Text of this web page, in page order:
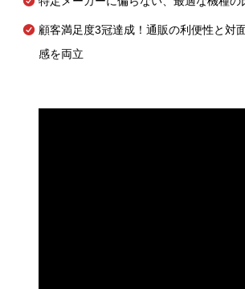
顧客満足度3冠達成！通販の利便性と対
感を両立